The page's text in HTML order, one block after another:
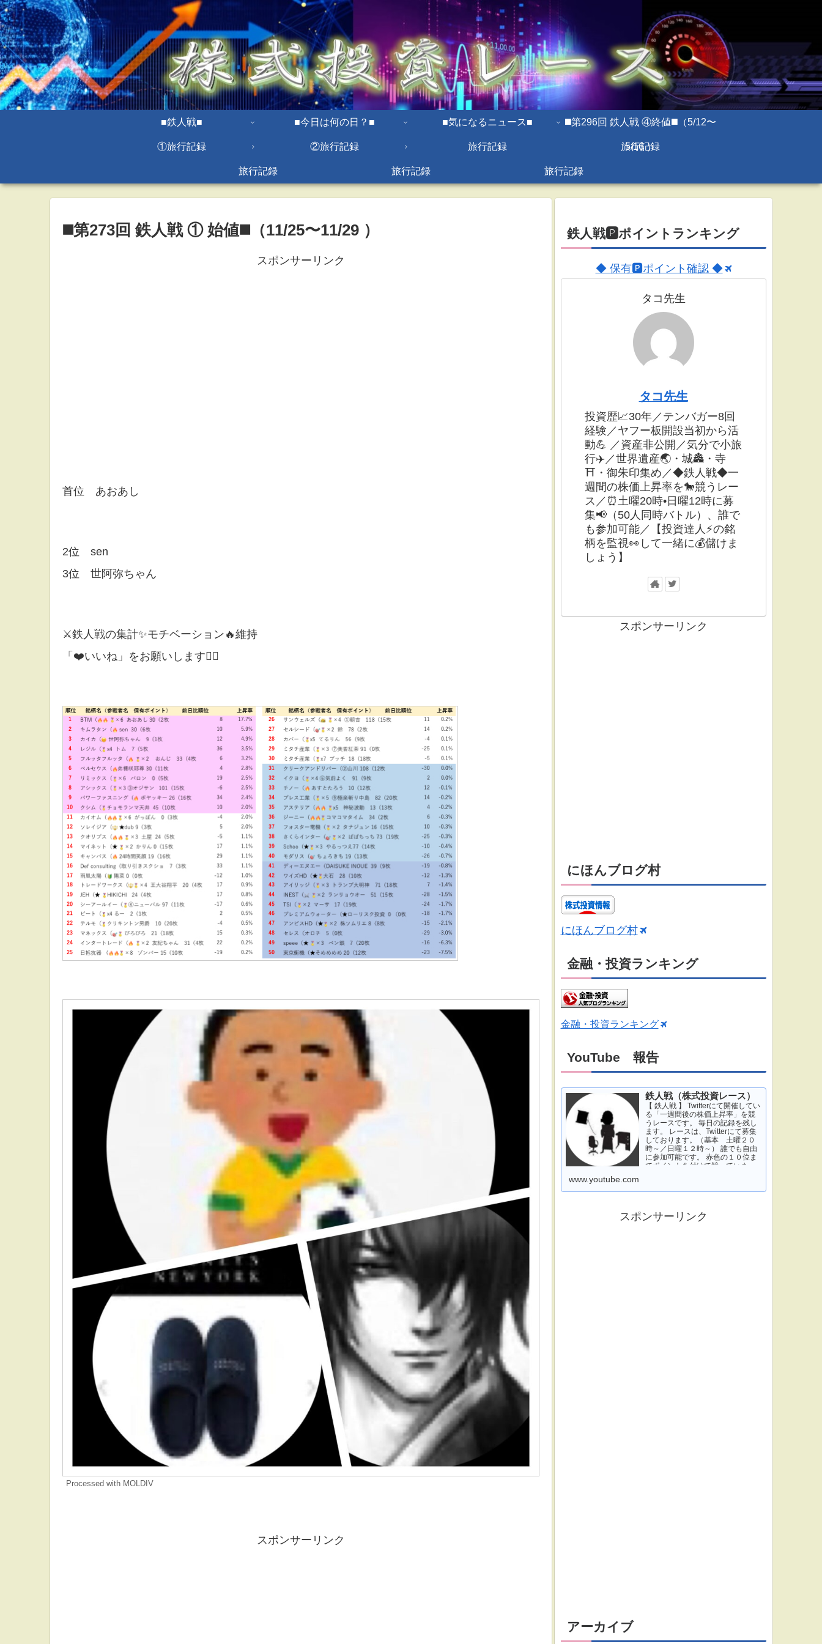
■鉄人戦■ ■今日は何の日？■ ■気になるニュース■ ◼️第296回 鉄人戦 ④終値◼️（5/12〜
5/16 ）
①旅行記録 ②旅行記録 旅行記録 旅行記録
旅行記録 旅行記録 旅行記録
◼️第273回 鉄人戦 ① 始値◼️（11/25〜11/29 ）
スポンサーリンク
首位 あおあし
2位 sen
3位 世阿弥ちゃん
⚔鉄人戦の集計✨モチベーション🔥維持
「❤️いいね」をお願いします🙇‍♂️
Processed with MOLDIV
スポンサーリンク
鉄人戦🅿ポイントランキング
◆ 保有🅿ポイント確認 ◆
タコ先生
タコ先生
投資歴📈30年／テンバガー8回
経験／ヤフー板開設当初から活
動💪 ／資産非公開／気分で小旅
行✈️／世界遺産🌏・城🏯・寺
⛩・御朱印集め／◆鉄人戦◆一
週間の株価上昇率を🐎競うレー
ス／⏰土曜20時•日曜12時に募
集📢（50人同時バトル）、誰で
も参加可能／【投資達人⚡️の銘
柄を監視👀して一緒に💰儲けま
しょう】
スポンサーリンク
にほんブログ村
にほんブログ村
金融・投資ランキング
金融・投資ランキング
YouTube 報告
鉄人戦（株式投資レース）
【 鉄人戦 】 Twitterにて開催してい
る「一週間後の株価上昇率」を競
うレースです。 毎日の記録を残し
ます。 レースは、Twitterにて募集
しております。（基本 土曜２０
時～／日曜１２時～） 誰でも自由
に参加可能です。 赤色の１０位ま
でポイントを付けて競っていま
www.youtube.com
スポンサーリンク
アーカイブ